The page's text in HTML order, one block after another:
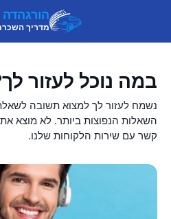
הורגהדה
מדריך
במה נוכל לעזור
נשמח לעזור לך למצוא תשובה
השאלות הנפוצות ביותר. לא מוצא
קשר עם שירות הלקוחות שלנו.